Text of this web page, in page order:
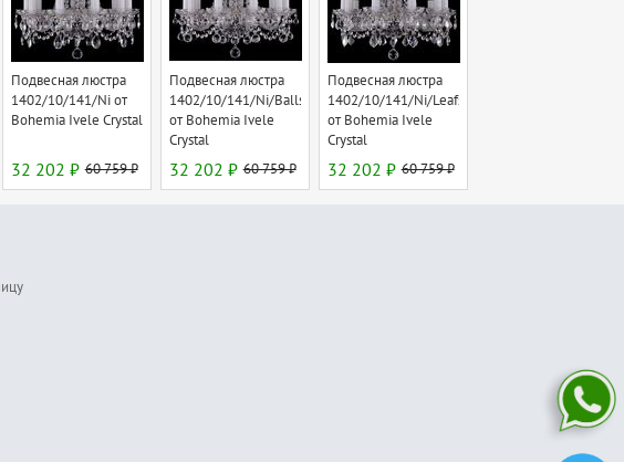
Подвесная люстра
1402/10/141/Ni от
Bohemia Ivele Crystal
32 202 ₽ 60 759 ₽
Подвесная люстра
1402/10/141/Ni/Balls
от Bohemia Ivele
Crystal
32 202 ₽ 60 759 ₽
Подвесная люстра
1402/10/141/Ni/Leafs
от Bohemia Ivele
Crystal
32 202 ₽ 60 759 ₽